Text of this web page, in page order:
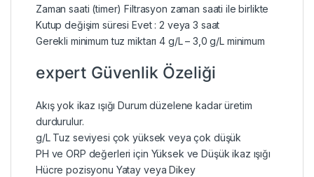
Zaman saati (timer) Filtrasyon zaman saati ile birlikte
Kutup değişim süresi Evet : 2 veya 3 saat
Gerekli minimum tuz miktarı 4 g/L – 3,0 g/L minimum
expert Güvenlik Özeliği
Akış yok ikaz ışığı Durum düzelene kadar üretim
durdurulur.
g/L Tuz seviyesi çok yüksek veya çok düşük
PH ve ORP değerleri için Yüksek ve Düşük ikaz ışığı
Hücre pozisyonu Yatay veya Dikey